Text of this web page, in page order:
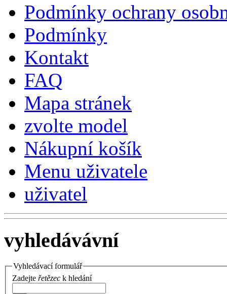
Podmínky ochrany
Podmínky
Kontakt
FAQ
Mapa stránek
zvolte model
Nákupní košík
Menu uživatele
uživatel
vyhledávávní
Vyhledávací formulář
Zadejte řetězec k hledání